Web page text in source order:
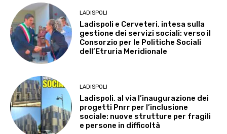
LADISPOLI
Ladispoli e Cerveteri, intesa sulla
gestione dei servizi sociali: verso il
Consorzio per le Politiche Sociali
dell’Etruria Meridionale
LADISPOLI
Ladispoli, al via l’inaugurazione dei
progetti Pnrr per l’inclusione
sociale: nuove strutture per fragili
e persone in difficoltà